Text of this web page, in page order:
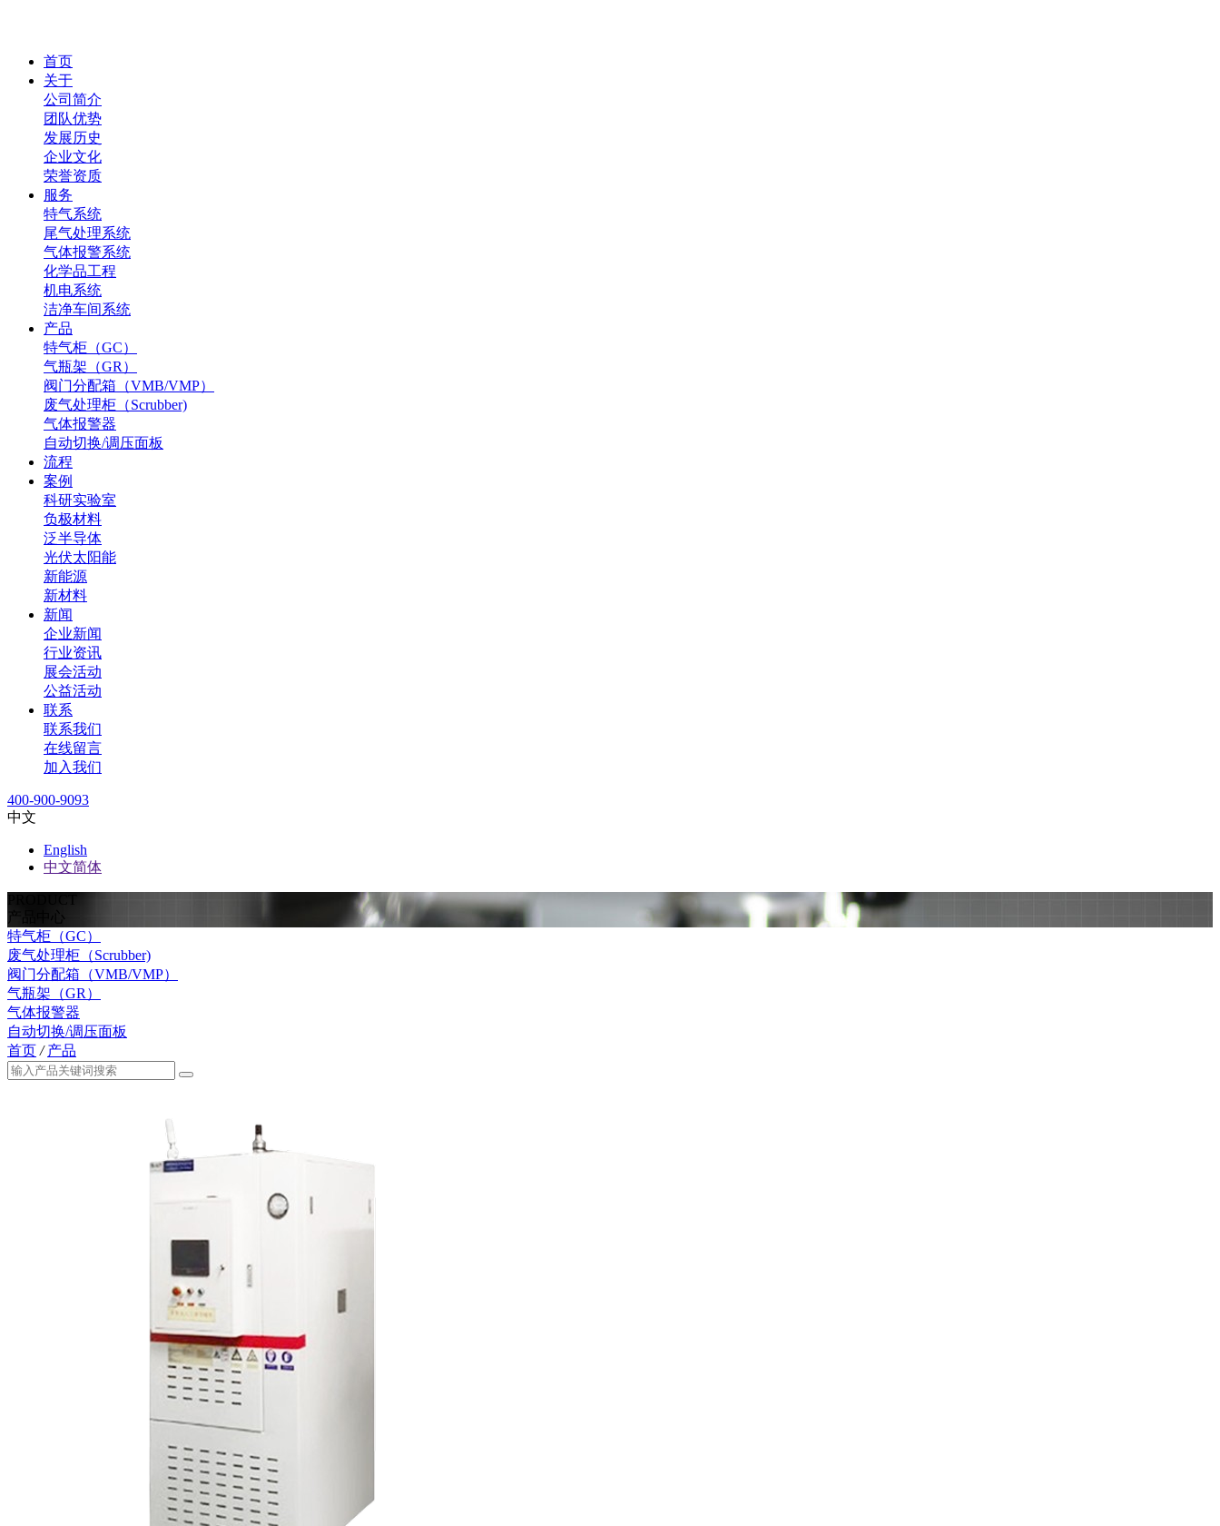
首页
关于
公司简介
团队优势
发展历史
企业文化
荣誉资质
服务
特气系统
尾气处理系统
气体报警系统
化学品工程
机电系统
洁净车间系统
产品
特气柜（GC）
气瓶架（GR）
阀门分配箱（VMB/VMP）
废气处理柜（Scrubber)
气体报警器
自动切换/调压面板
流程
案例
科研实验室
负极材料
泛半导体
光伏太阳能
新能源
新材料
新闻
企业新闻
行业资讯
展会活动
公益活动
联系
联系我们
在线留言
加入我们
400-900-9093
中文
English
中文简体
产品中心
特气柜（GC）
废气处理柜（Scrubber)
阀门分配箱（VMB/VMP）
气瓶架（GR）
气体报警器
自动切换/调压面板
首页 / 产品